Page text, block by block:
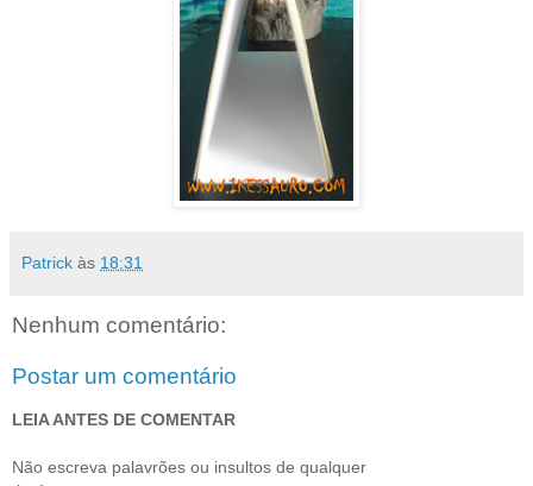
Patrick às 18:31
Nenhum comentário:
Postar um comentário
LEIA ANTES DE COMENTAR
Não escreva palavrões ou insultos de qualquer